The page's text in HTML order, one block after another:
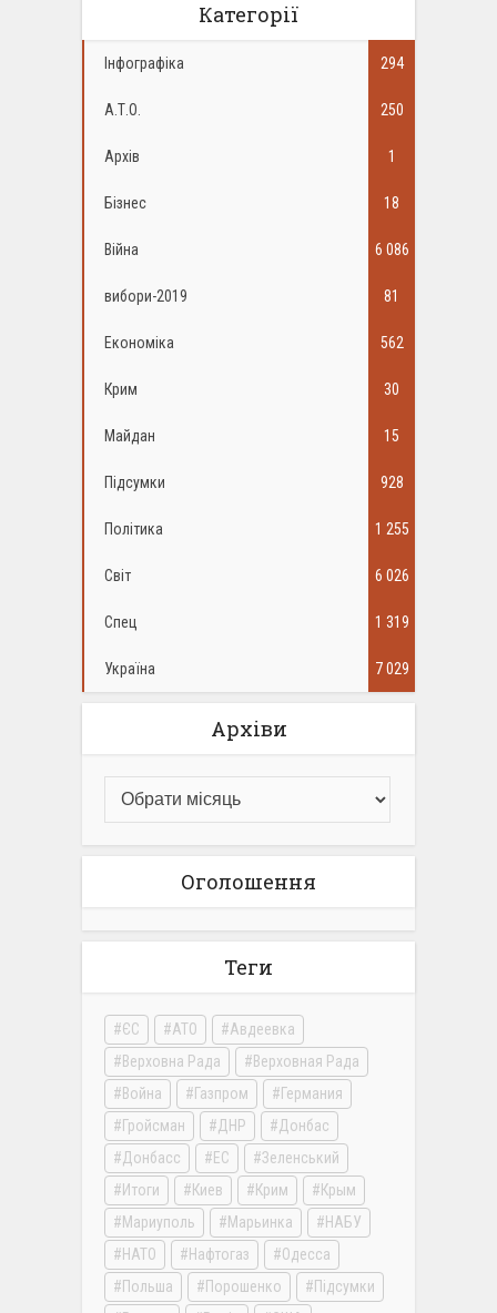
Категорії
Інфографіка 294
А.Т.О. 250
Архів 1
Бізнес 18
Війна 6 086
вибори-2019 81
Економіка 562
Крим 30
Майдан 15
Підсумки 928
Політика 1 255
Світ 6 026
Спец 1 319
Україна 7 029
Архіви
Оголошення
Теги
ЄС АТО
Авдеевка
Верховна Рада
Верховная Рада
Война
Газпром
Германия
Гройсман
ДНР
Донбас
Донбасс
ЕС
Зеленський
Итоги
Киев Крим
Крым
Мариуполь
Марьинка
НАБУ
НАТО
Нафтогаз
Одесса
Польша
Порошенко
Підсумки